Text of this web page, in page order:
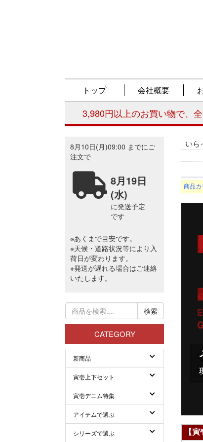
いら
商品カ
【